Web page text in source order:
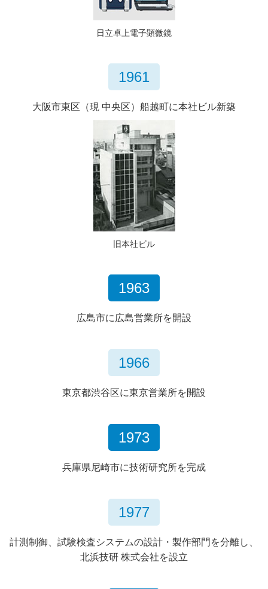
日立卓上電子顕微鏡
1961
大阪市東区（現 中央区）船越町に本社ビル新築
旧本社ビル
1963
広島市に広島営業所を開設
1966
東京都渋谷区に東京営業所を開設
1973
兵庫県尼崎市に技術研究所を完成
1977
計測制御、試験検査システムの設計・製作部門を分離し、
北浜技研 株式会社を設立